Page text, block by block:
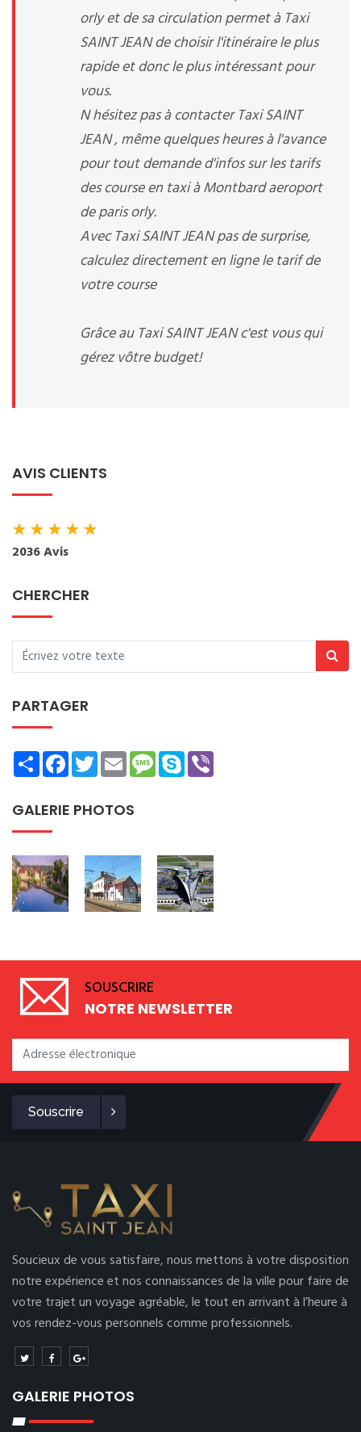
orly et de sa circulation permet à Taxi
SAINT JEAN de choisir l'itinéraire le plus
rapide et donc le plus intéressant pour
vous.
N hésitez pas à contacter Taxi SAINT
JEAN , même quelques heures à l'avance
pour tout demande d'infos sur les tarifs
des course en taxi à Montbard aeroport
de paris orly.
Avec Taxi SAINT JEAN pas de surprise,
calculez directement en ligne le tarif de
votre course
Grâce au Taxi SAINT JEAN c'est vous qui
gérez vôtre budget!
AVIS CLIENTS
★★★★★
2036 Avis
CHERCHER
PARTAGER
ShareFacebookTwitterEmailMessage
Skype
GALERIE PHOTOS
SOUSCRIRE
NOTRE NEWSLETTER
Souscrire
Soucieux de vous satisfaire, nous mettons à votre disposition
notre expérience et nos connaissances de la ville pour faire de
votre trajet un voyage agréable, le tout en arrivant à l’heure à
vos rendez-vous personnels comme professionnels.
GALERIE PHOTOS